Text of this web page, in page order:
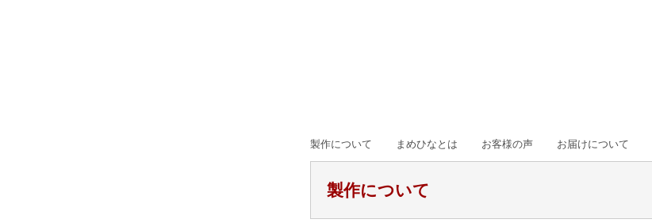
製作について まめひなとは お客様の声 お届けについて
製作について